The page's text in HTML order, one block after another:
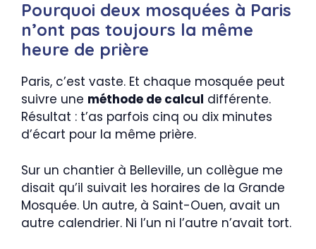
Pourquoi deux mosquées à Paris
n’ont pas toujours la même
heure de prière
Paris, c’est vaste. Et chaque mosquée peut
suivre une méthode de calcul différente.
Résultat : t’as parfois cinq ou dix minutes
d’écart pour la même prière.
Sur un chantier à Belleville, un collègue me
disait qu’il suivait les horaires de la Grande
Mosquée. Un autre, à Saint-Ouen, avait un
autre calendrier. Ni l’un ni l’autre n’avait tort.